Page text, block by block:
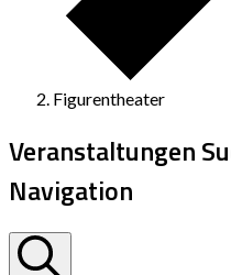
Figurentheater
Veranstaltungen
Navigation